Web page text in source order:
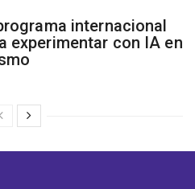
internacional
experimentar con IA en